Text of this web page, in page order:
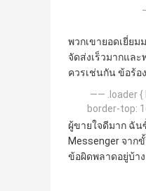
พวกเขายอดเยี่ยม
จัดส่งเร็วมากและ
ควรเช่นกัน ข้อร้อ
—— .loader {
border-top:
ผู้ขายใจดีมาก ฉั
Messenger จาก
ข้อผิดพลาดอยู่บ้า